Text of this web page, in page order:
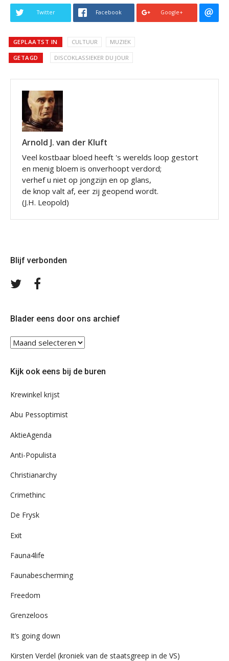
Twitter Facebook Google+
GEPLAATST IN CULTUUR MUZIEK
GETAGD DISCOKLASSIEKER DU JOUR
Arnold J. van der Kluft
Veel kostbaar bloed heeft 's werelds loop gestort
en menig bloem is onverhoopt verdord;
verhef u niet op jongzijn en op glans,
de knop valt af, eer zij geopend wordt.
(J.H. Leopold)
Blijf verbonden
Volg
Blader eens door ons archief
Blader
ons
Kijk ook eens bij de buren
Krewinkel krijst
Abu Pessoptimist
AktieAgenda
Anti-Populista
Christianarchy
Crimethinc
De Frysk
Exit
Fauna4life
Faunabescherming
Freedom
Grenzeloos
It’s going down
Kirsten Verdel (kroniek van de staatsgreep in de VS)